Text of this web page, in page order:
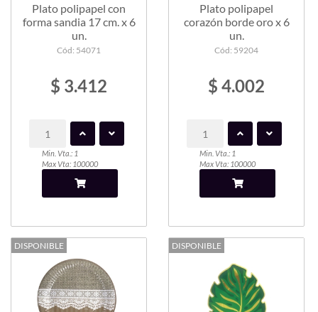
Plato polipapel con
forma sandia 17 cm. x 6
un.
Cód: 54071
$ 3.412
Min. Vta.: 1
Max Vta: 100000
Plato polipapel
corazón borde oro x 6
un.
Cód: 59204
$ 4.002
Min. Vta.: 1
Max Vta: 100000
DISPONIBLE DISPONIBLE